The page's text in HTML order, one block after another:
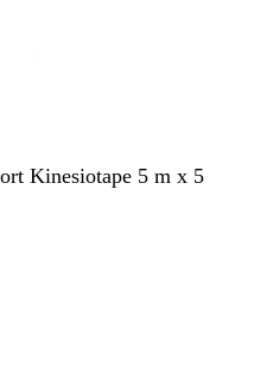
Kinesiotape 5 m x 5